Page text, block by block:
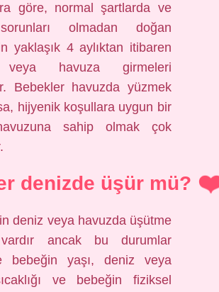
göre, normal şartlarda ve
olmadan doğan
yaklaşık 4 aylıktan itibaren
veya havuza girmeleri
Bebekler havuzda yüzmek
hijyenik koşullara uygun bir
sahip olmak çok
denizde üşür mü?
deniz veya havuzda üşütme
ancak bu durumlar
bebeğin yaşı, deniz veya
ve bebeğin fiziksel